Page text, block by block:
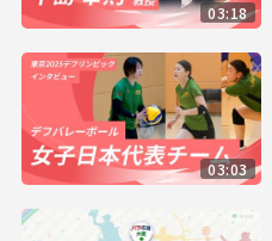
03:18
03:03